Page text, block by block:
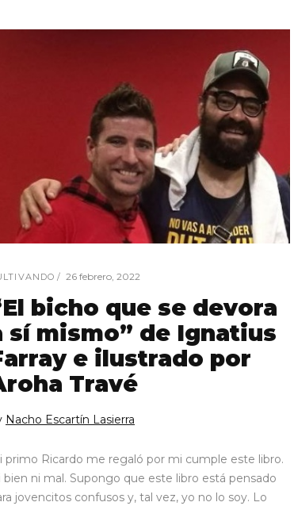
26 febrero, 2022
bicho que se devora
sí mismo” de Ignatius
e ilustrado por
Travé
Nacho Escartín Lasierra
primo Ricardo me regaló por mi cumple este libro.
bien ni mal. Supongo que este libro está pensado
jovencitos confusos y, tal vez, yo no lo soy. Lo